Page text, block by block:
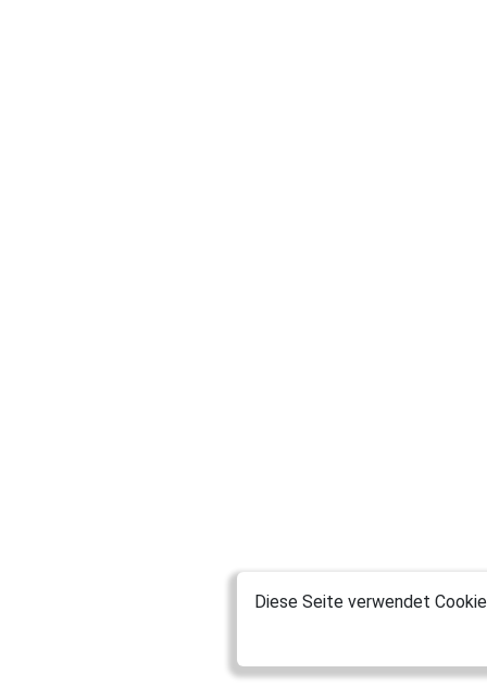
Diese Seite verwendet